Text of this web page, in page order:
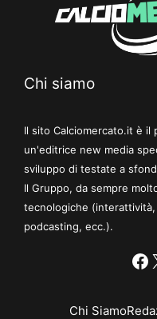
Chi siamo
Il sito Calciomercato.it è il
un'editrice new media
sviluppo di testate a
Il Gruppo, da sempre
tecnologiche
podcasting, ecc.).
Chi Siamo